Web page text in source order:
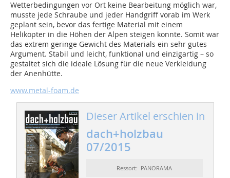
Wetterbedingungen vor Ort keine Bearbeitung möglich war,
musste jede Schraube und jeder Handgriff vorab im Werk
geplant sein, bevor das fertige Material mit einem
Helikopter in die Höhen der Alpen steigen konnte. Somit war
das extrem geringe Gewicht des Materials ein sehr gutes
Argument. Stabil und leicht, funktional und einzigartig – so
gestaltet sich die ideale Lösung für die neue Verkleidung
der Anenhütte.
www.metal-foam.de
Dieser Artikel erschien in
dach+holzbau
07/2015
Ressort: PANORAMA